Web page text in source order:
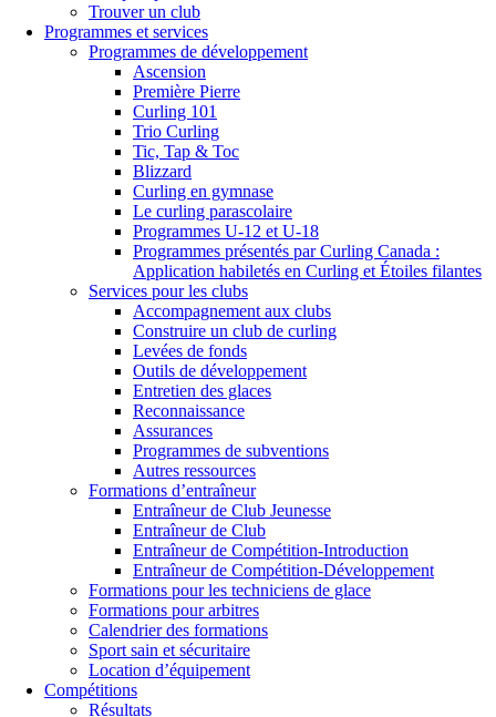
Trouver un club
Programmes et services
Programmes de développement
Ascension
Première Pierre
Curling 101
Trio Curling
Tic, Tap & Toc
Blizzard
Curling en gymnase
Le curling parascolaire
Programmes U-12 et U-18
Programmes présentés par Curling Canada :
Application habiletés en Curling et Étoiles filantes
Services pour les clubs
Accompagnement aux clubs
Construire un club de curling
Levées de fonds
Outils de développement
Entretien des glaces
Reconnaissance
Assurances
Programmes de subventions
Autres ressources
Formations d’entraîneur
Entraîneur de Club Jeunesse
Entraîneur de Club
Entraîneur de Compétition-Introduction
Entraîneur de Compétition-Développement
Formations pour les techniciens de glace
Formations pour arbitres
Calendrier des formations
Sport sain et sécuritaire
Location d’équipement
Compétitions
Résultats